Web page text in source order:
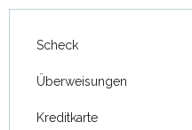
Scheck
Überweisungen
Kreditkarte